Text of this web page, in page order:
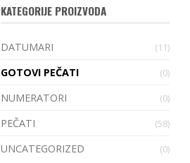
KATEGORIJE PROIZVODA
DATUMARI (11)
GOTOVI PEČATI (0)
NUMERATORI (0)
PEČATI (58)
UNCATEGORIZED (0)